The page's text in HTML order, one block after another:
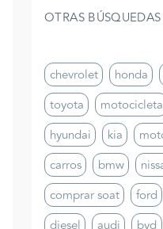
OTRAS
chevrolet honda
toyota
motocicleta
hyundai
kia
carros
bmw
comprar soat
ford
diesel
audi byd